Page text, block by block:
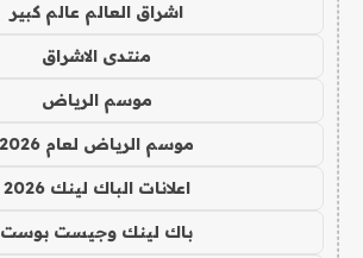
اشراق العالم عالم كبير
منتدى الاشراق
موسم الرياض
موسم الرياض لعام 2026
اعلانات الباك لينك 2026
باك لينك وجيست بوست